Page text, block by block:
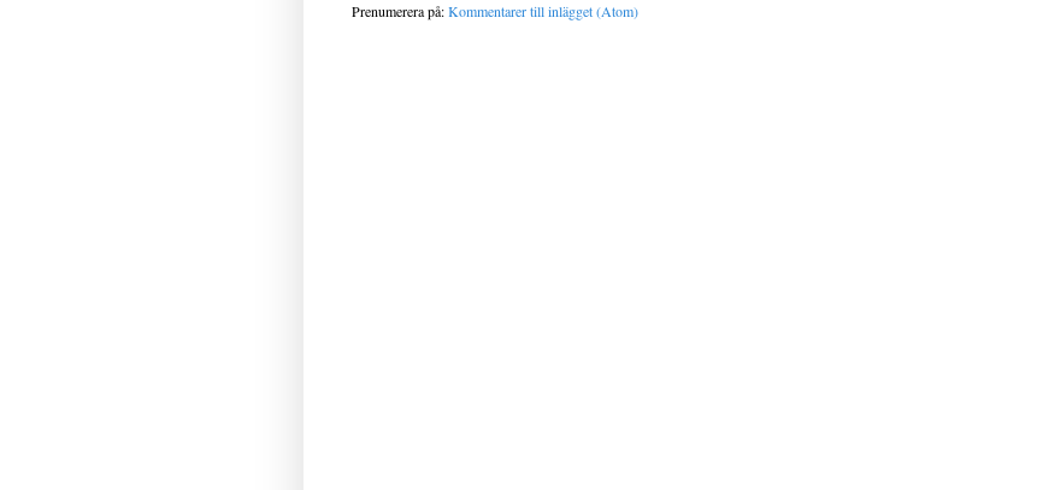
Prenumerera på:Kommentarer till inlägget (Atom)